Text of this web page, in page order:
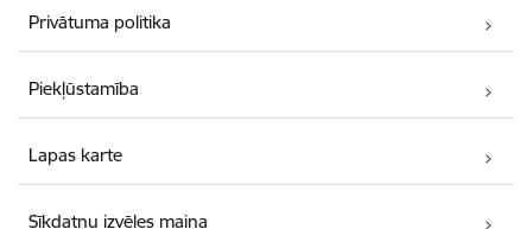
Privātuma politika
Piekļūstamība
Lapas karte
Sīkdatņu izvēles maiņa